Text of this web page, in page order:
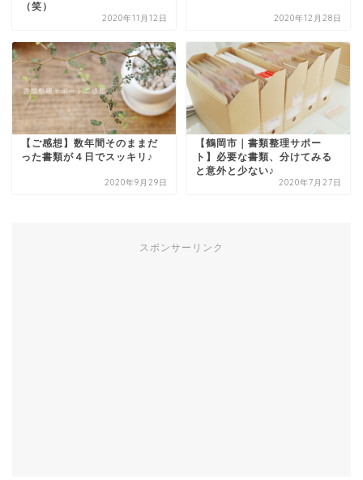
（笑）
2020年11月12日 2020年12月28日
【ご感想】数年間そのままだ
った書類が４日でスッキリ♪
2020年9月29日
【鶴岡市｜書類整理サポー
ト】必要な書類、分けてみる
と意外と少ない♪
2020年7月27日
スポンサーリンク